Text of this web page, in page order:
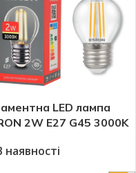
LED лампа
2W E27 G45 3000K
наявності